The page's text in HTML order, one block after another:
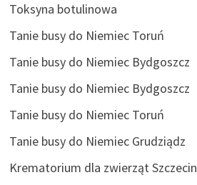
Toksyna botulinowa
Tanie busy do Niemiec Toruń
Tanie busy do Niemiec Bydgoszcz
Tanie busy do Niemiec Bydgoszcz
Tanie busy do Niemiec Toruń
Tanie busy do Niemiec Grudziądz
Krematorium dla zwierząt Szczecin